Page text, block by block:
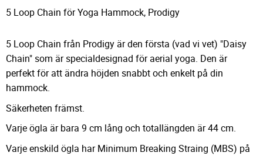
5 Loop Chain för Yoga Hammock, Prodigy
5 Loop Chain från Prodigy är den första (vad vi vet) "Daisy
Chain" som är specialdesignad för aerial yoga. Den är
perfekt för att ändra höjden snabbt och enkelt på din
hammock.
Säkerheten främst.
Varje ögla är bara 9 cm lång och totallängden är 44 cm.
Varje enskild ögla har Minimum Breaking Straing (MBS) på